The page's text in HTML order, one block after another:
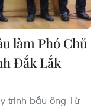
làm Phó Chủ
Đắk Lắk
trình bầu ông Từ